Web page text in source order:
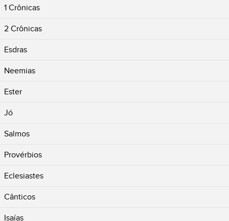
1 Crônicas
2 Crônicas
Esdras
Neemias
Ester
Jó
Salmos
Provérbios
Eclesiastes
Cânticos
Isaías